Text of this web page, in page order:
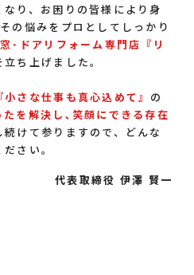
り、お困りの皆様により身
の悩みをプロとしてしっかり
窓･ドアリフォーム専門店『リ
立ち上げました。
『小さな仕事も真心込めて』 の
を解決し､笑顔にできる存在
けて参りますので、どんな
さい。
代表取締役 伊澤 賢一